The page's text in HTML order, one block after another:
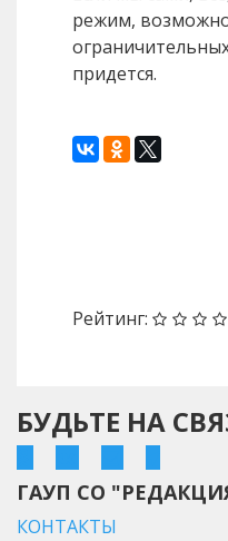
режим,
придется.
Рейтинг:
БУДЬТЕ НА
ГАУП СО
КОНТАКТЫ